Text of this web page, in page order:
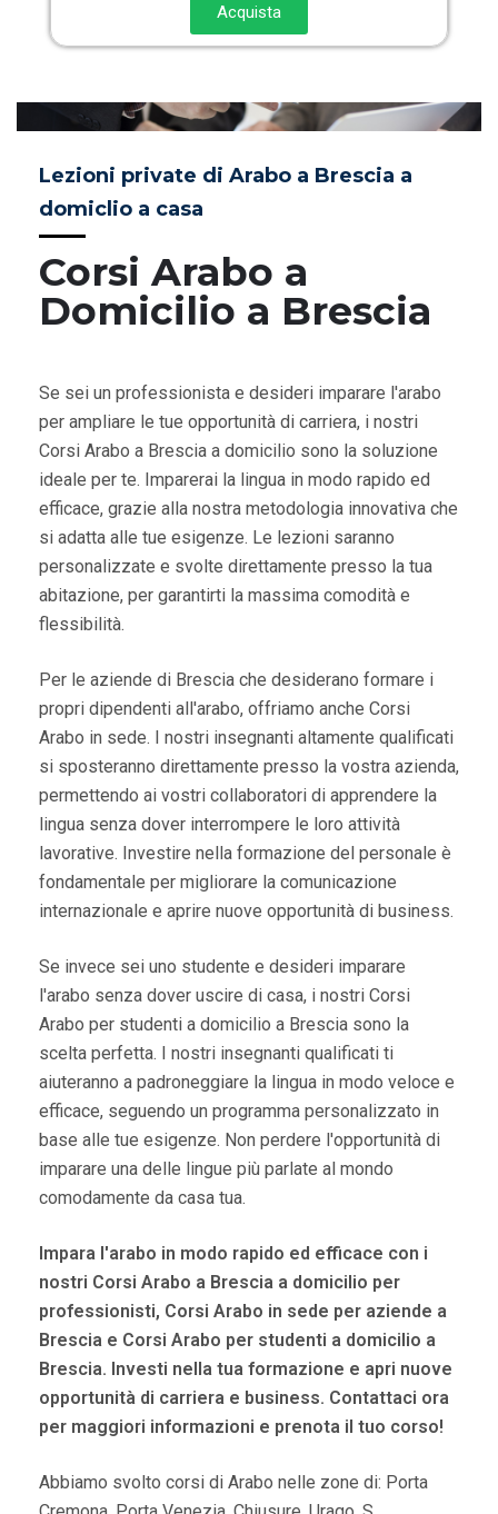
Acquista
Corsi Arabo a
Domicilio a Brescia
Lezioni private di Arabo a Brescia a
domiclio a casa
Se sei un professionista e desideri imparare l'arabo
per ampliare le tue opportunità di carriera, i nostri
Corsi Arabo a Brescia a domicilio sono la soluzione
ideale per te. Imparerai la lingua in modo rapido ed
efficace, grazie alla nostra metodologia innovativa che
si adatta alle tue esigenze. Le lezioni saranno
personalizzate e svolte direttamente presso la tua
abitazione, per garantirti la massima comodità e
flessibilità.
Per le aziende di Brescia che desiderano formare i
propri dipendenti all'arabo, offriamo anche Corsi
Arabo in sede. I nostri insegnanti altamente qualificati
si sposteranno direttamente presso la vostra azienda,
permettendo ai vostri collaboratori di apprendere la
lingua senza dover interrompere le loro attività
lavorative. Investire nella formazione del personale è
fondamentale per migliorare la comunicazione
internazionale e aprire nuove opportunità di business.
Se invece sei uno studente e desideri imparare
l'arabo senza dover uscire di casa, i nostri Corsi
Arabo per studenti a domicilio a Brescia sono la
scelta perfetta. I nostri insegnanti qualificati ti
aiuteranno a padroneggiare la lingua in modo veloce e
efficace, seguendo un programma personalizzato in
base alle tue esigenze. Non perdere l'opportunità di
imparare una delle lingue più parlate al mondo
comodamente da casa tua.
Impara l'arabo in modo rapido ed efficace con i
nostri Corsi Arabo a Brescia a domicilio per
professionisti, Corsi Arabo in sede per aziende a
Brescia e Corsi Arabo per studenti a domicilio a
Brescia. Investi nella tua formazione e apri nuove
opportunità di carriera e business. Contattaci ora
per maggiori informazioni e prenota il tuo corso!
Abbiamo svolto corsi di Arabo nelle zone di: Porta